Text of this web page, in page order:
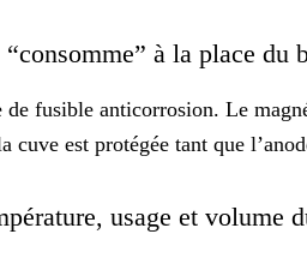
à la place du
de fusible anticorrosion. Le
est protégée tant que
usage et volume